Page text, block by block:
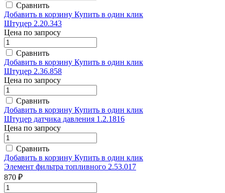
Сравнить
Добавить в корзину Купить в один клик
Штуцер 2.20.343
Цена по запросу
Сравнить
Добавить в корзину Купить в один клик
Штуцер 2.36.858
Цена по запросу
Сравнить
Добавить в корзину Купить в один клик
Штуцер датчика давления 1.2.1816
Цена по запросу
Сравнить
Добавить в корзину Купить в один клик
Элемент фильтра топливного 2.53.017
870 ₽